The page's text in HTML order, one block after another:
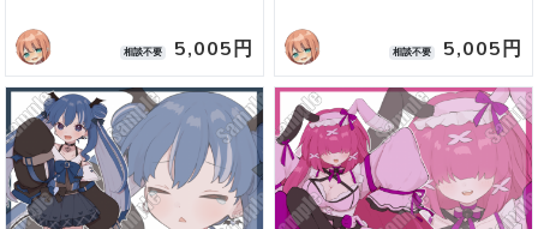
相談不要 5,005円 相談不要 5,005円